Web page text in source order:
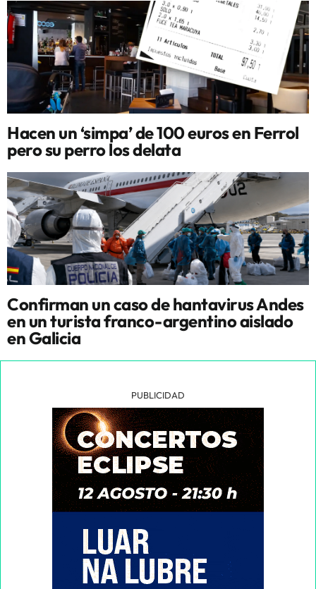
Hacen un ‘simpa’ de 100 euros en Ferrol
pero su perro los delata
Confirman un caso de hantavirus Andes
en un turista franco-argentino aislado
en Galicia
PUBLICIDAD